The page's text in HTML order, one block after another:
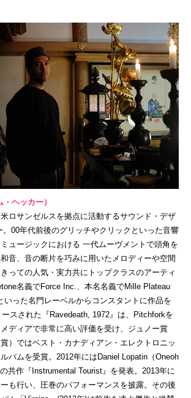
ヘッカー）
ロサンゼルスを拠点に活動するサウンド・デザ
。00年代前後のグリッチやクリックといった音響
ュージックにおける 一代ムーヴメントで頭角を
音、音の断片を巧みに用いたメロディーや空間
っての人気・実力共にトップクラスのアーティ
名義でForce Inc.、本名名義でMille Plateau
いった名門レーベルからコンスタントに作品を
スされた『Ravedeath, 1972』は、Pitchforkを
ディアで非常に高い評価を受け、ジュノー賞
賞）ではベスト・カナディアン・エレクトロニッ
バムを受賞。2012年にはDaniel Lopatin（Oneoh
共作『Instrumental Tourist』を発表。2013年に
も行い、圧巻のパフォーマンスを披露。その後